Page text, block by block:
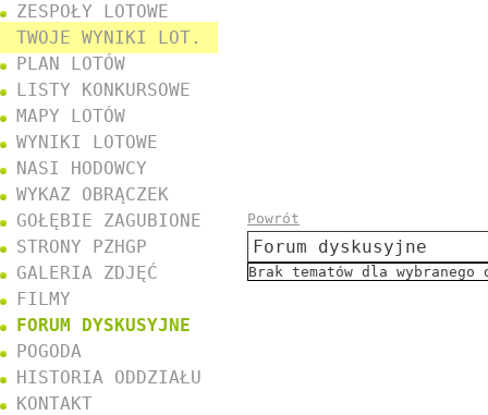
Powrót
Forum dyskusyjne
Brak tematów dla wybranego
ZESPOŁY LOTOWE
TWOJE WYNIKI LOT.
PLAN LOTÓW
LISTY KONKURSOWE
MAPY LOTÓW
WYNIKI LOTOWE
NASI HODOWCY
WYKAZ OBRĄCZEK
GOŁĘBIE ZAGUBIONE
STRONY PZHGP
GALERIA ZDJĘĆ
FILMY
FORUM DYSKUSYJNE
POGODA
HISTORIA ODDZIAŁU
KONTAKT